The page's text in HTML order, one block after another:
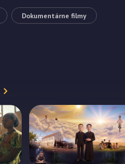
Dokumentárne filmy